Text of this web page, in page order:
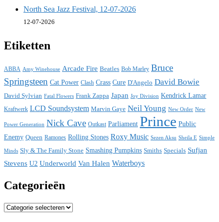
North Sea Jazz Festival, 12-07-2026
12-07-2026
Etiketten
ABBA Amy Winehouse Arcade Fire Beatles Bob Marley Bruce
Springsteen Cat Power Clash Crass Cure D'Angelo David Bowie
David Sylvian Fatal Flowers Frank Zappa Japan Joy Division Kendrick Lamar
Kraftwerk LCD Soundsystem Marvin Gaye Neil Young New Order New
Power Generation Nick Cave Outkast Parliament Prince Public
Enemy Queen Ramones Rolling Stones Roxy Music Sezen Aksu Sheila E Simple
Minds Sly & The Family Stone Smashing Pumpkins Smiths Specials Sufjan
Stevens U2 Underworld Van Halen Waterboys
Categorieën
Categorieën